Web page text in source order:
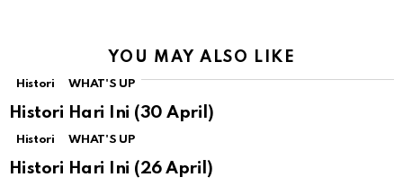
YOU MAY ALSO LIKE
Histori WHAT'S UP
Histori Hari Ini (30 April)
Histori WHAT'S UP
Histori Hari Ini (26 April)